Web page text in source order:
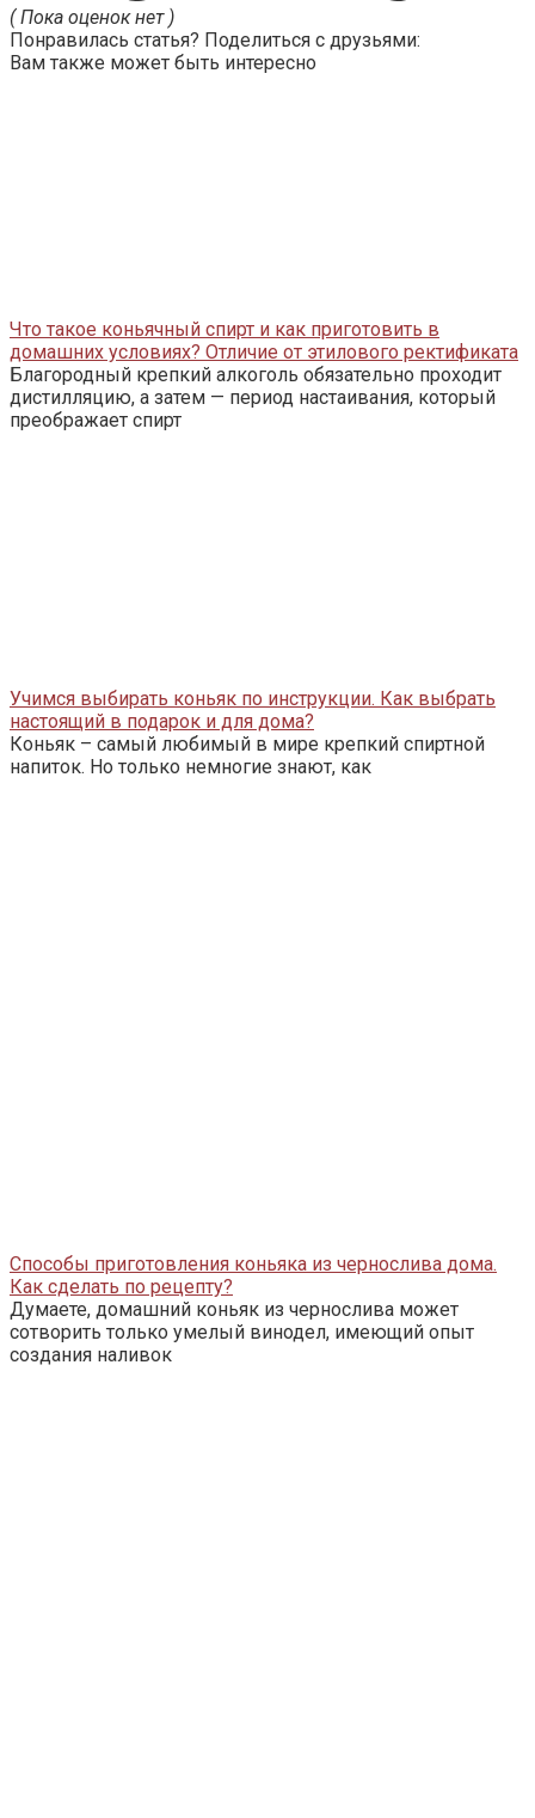
( Пока оценок нет )
Понравилась статья? Поделиться с друзьями:
Вам также может быть интересно
Что такое коньячный спирт и как приготовить в
домашних условиях? Отличие от этилового ректификата
Благородный крепкий алкоголь обязательно проходит
дистилляцию, а затем — период настаивания, который
преображает спирт
Учимся выбирать коньяк по инструкции. Как выбрать
настоящий в подарок и для дома?
Коньяк – самый любимый в мире крепкий спиртной
напиток. Но только немногие знают, как
Способы приготовления коньяка из чернослива дома.
Как сделать по рецепту?
Думаете, домашний коньяк из чернослива может
сотворить только умелый винодел, имеющий опыт
создания наливок